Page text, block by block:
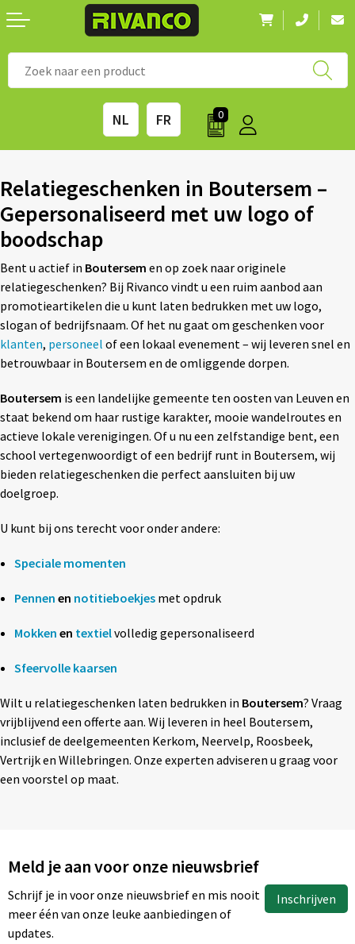
NL FR 0
Kinderen & spellen
Outdoor & vrije tijd
Technologie & Accessoires
Tassen
Textiel
Wonen
◼ Eco-producten
◼ Seizoenen
◼ Feestdagen
◼ Festival & Events
◼ Reizen
◼ Thuiswerken
Relatiegeschenken in Boutersem –
Gepersonaliseerd met uw logo of
boodschap
Bent u actief in Boutersem en op zoek naar originele
relatiegeschenken? Bij Rivanco vindt u een ruim aanbod aan
promotieartikelen die u kunt laten bedrukken met uw logo,
slogan of bedrijfsnaam. Of het nu gaat om geschenken voor
klanten, personeel of een lokaal evenement – wij leveren snel en
betrouwbaar in Boutersem en de omliggende dorpen.
Boutersem is een landelijke gemeente ten oosten van Leuven en
staat bekend om haar rustige karakter, mooie wandelroutes en
actieve lokale verenigingen. Of u nu een zelfstandige bent, een
school vertegenwoordigt of een bedrijf runt in Boutersem, wij
bieden relatiegeschenken die perfect aansluiten bij uw
doelgroep.
U kunt bij ons terecht voor onder andere:
Speciale momenten
Pennen en notitieboekjesmet opdruk
Mokken en textielvolledig gepersonaliseerd
Sfeervolle kaarsen
Wilt u relatiegeschenken laten bedrukken in Boutersem? Vraag
vrijblijvend een offerte aan. Wij leveren in heel Boutersem,
inclusief de deelgemeenten Kerkom, Neervelp, Roosbeek,
Vertrijk en Willebringen. Onze experten adviseren u graag voor
een voorstel op maat.
Meld je aan voor onze nieuwsbrief
Schrijf je in voor onze nieuwsbrief en mis nooit
meer één van onze leuke aanbiedingen of
updates.
Inschrijven